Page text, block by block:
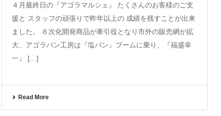
４月最終日の『アゴラマルシェ』 たくさんのお客様のご支
援と スタッフの頑張りで昨年以上の 成績を残すことが出来
ました。 ６次化開発商品が牽引役となり市外の販売網が拡
大、アゴラパン工房は『塩パン』ブームに乗り、『福盛幸
一』 […]
Read More